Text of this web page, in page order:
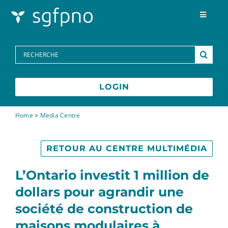
Toggle
FAQs
Contactez-nous
English
Search
for:
LOGIN
Home> Media Centre
L’Ontario investit 1 million de
dollars pour agrandir une
société de construction de
RETOUR AU CENTRE MULTIMÉDIA